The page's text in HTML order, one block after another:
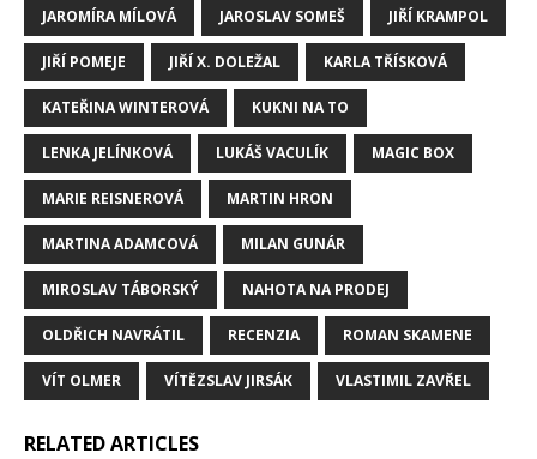
JAROMÍRA MÍLOVÁ JAROSLAV SOMEŠ JIŘÍ KRAMPOL
JIŘÍ POMEJE JIŘÍ X. DOLEŽAL KARLA TŘÍSKOVÁ
KATEŘINA WINTEROVÁ KUKNI NA TO
LENKA JELÍNKOVÁ LUKÁŠ VACULÍK MAGIC BOX
MARIE REISNEROVÁ MARTIN HRON
MARTINA ADAMCOVÁ MILAN GUNÁR
MIROSLAV TÁBORSKÝ NAHOTA NA PRODEJ
OLDŘICH NAVRÁTIL RECENZIA ROMAN SKAMENE
VÍT OLMER VÍTĚZSLAV JIRSÁK VLASTIMIL ZAVŘEL
RELATED ARTICLES